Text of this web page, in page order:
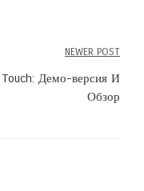
NEWER POST
Демо-версия И
Обзор